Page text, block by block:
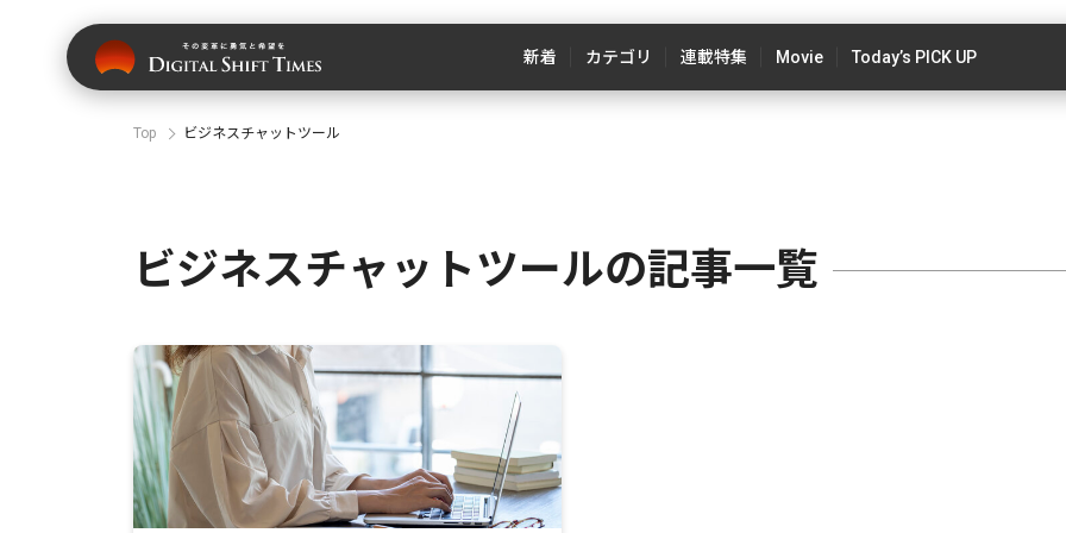
新着 カテゴリ 連載特集 Movie Today’s PICK UP
Top ビジネスチャットツール
ビジネスチャットツールの記事一覧